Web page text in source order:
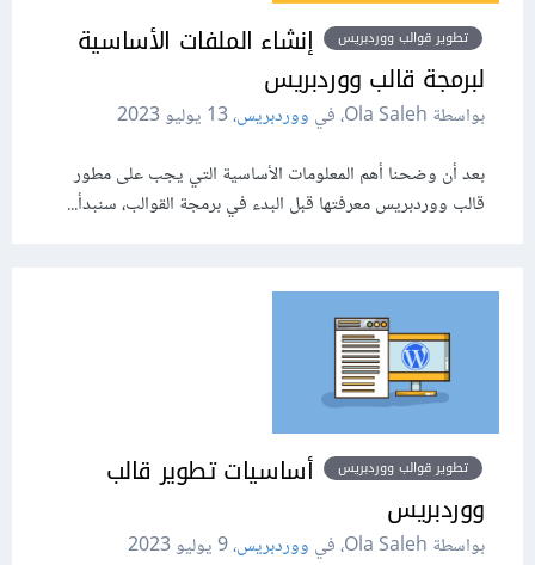
تطوير قوالب ووردبريس
إنشاء الملفات الأساسية
لبرمجة قالب ووردبريس
بواسطة Ola Saleh، في ووردبريس،13 يوليو 2023
بعد أن وضحنا أهم المعلومات الأساسية التي يجب على مطور
قالب ووردبريس معرفتها قبل البدء في برمجة القوالب، سنبدأ...
تطوير قوالب ووردبريس
أساسيات تطوير قالب
ووردبريس
بواسطة Ola Saleh، في ووردبريس،9 يوليو 2023